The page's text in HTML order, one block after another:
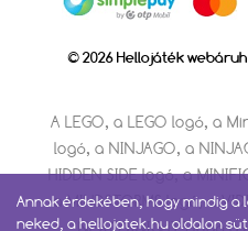
© 2026 Hellojáték
A LEGO, a LEGO logó, a
logó, a NINJAGO, a
HIDDEN SIDE logó, a
a MINDSTORMS logó, a
Annak érdekében, hogy mindig
neked, a hellojatek.hu oldalon